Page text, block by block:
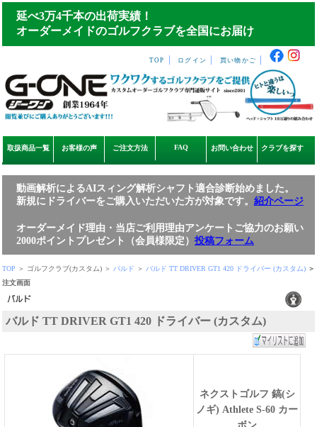
延べ3万4千本の出荷実績！
オーダーメイドのゴルフクラブを全国にお届け
TOP ログイン 買い物かご
取扱商品一覧 お客様の声 ご注文方法 FAQ お問い合わせ クラブを探す
動画解析によるAIスィング解析シャフト適合診断始めました。
新規にドライバーをご購入いただいた方が対象です。 紹介ページ
オーダーメイド理由・当店ご利用理由アンケートご協力のお願い
2000ポイントプレゼント（会員様限定） 投稿フォーム
TOP ＞ ゴルフクラブ(カスタム) ＞ バルド ＞ バルド TT DRIVER GT1 420 ドライバー (カスタム) ＞
注文画面
バルド TT DRIVER GT1 420 ドライバー (カスタム)
ネクストゴルフ 鎬(シ
ノギ) Athlete S-60 カー